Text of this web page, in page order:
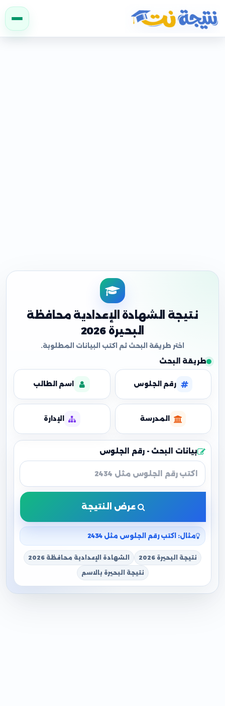
نتيجة نت
نتيجة الشهادة الإعدادية محافظة
البحيرة 2026
طريقة البحث
رقم الجلوس اسم الطالب
المدرسة الإدارة
بيانات البحث - رقم الجلوس
عرض النتيجة
مثال: اكتب رقم الجلوس مثل 2434
نتيجة البحيرة 2026 الشهادة الإعدادية محافظة 2026
نتيجة البحيرة بالاسم